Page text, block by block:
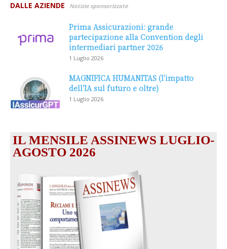
DALLE AZIENDE Notizie sponsorizzate
Prima Assicurazioni: grande
partecipazione alla Convention degli
intermediari partner 2026
1 Luglio 2026
MAGNIFICA HUMANITAS (l’impatto
dell’IA sul futuro e oltre)
1 Luglio 2026
IL MENSILE ASSINEWS LUGLIO-
AGOSTO 2026